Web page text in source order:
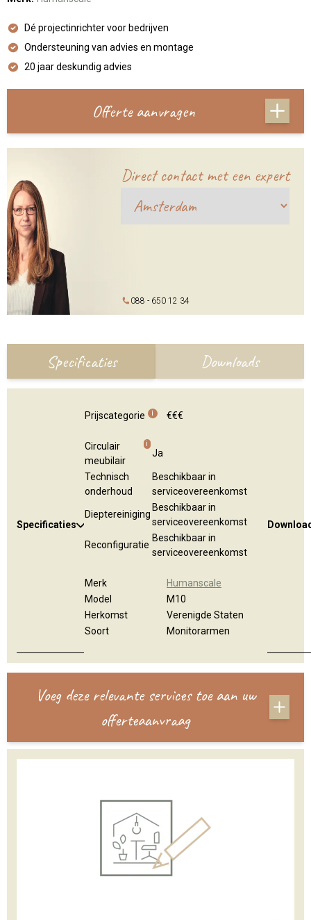
Dé projectinrichter voor bedrijven
Ondersteuning van advies en montage
20 jaar deskundig advies
Offerte aanvragen
Direct contact met een expert
088 - 650 12 34
Specificaties Downloads
Specificaties
Prijscategorie i €€€
Circulair
meubilair
i
Ja
Technisch
onderhoud
Beschikbaar in
serviceovereenkomst
Dieptereiniging
Beschikbaar in
serviceovereenkomst
Reconfiguratie
Beschikbaar in
serviceovereenkomst
Merk
Humanscale
Model
M10
Herkomst
Verenigde Staten
Soort
Monitorarmen
Voeg deze relevante services toe aan uw
offerteaanvraag